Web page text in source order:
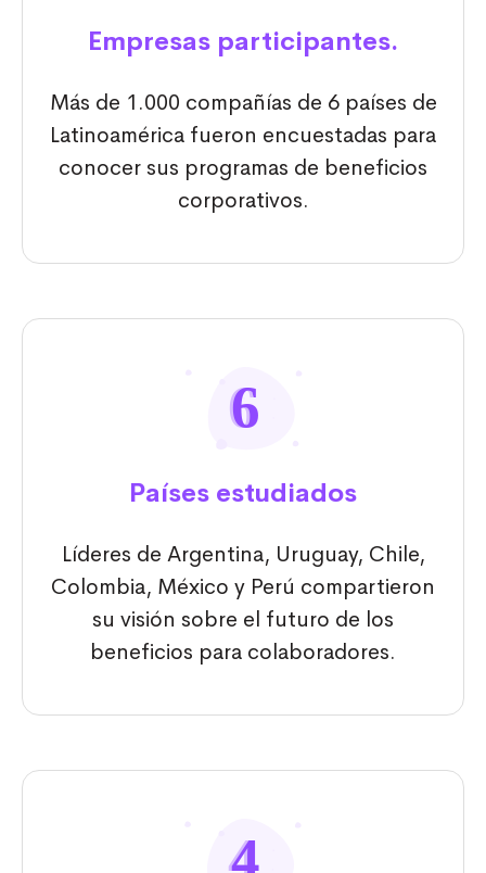
Empresas participantes.
Más de 1.000 compañías de 6 países de
Latinoamérica fueron encuestadas para
conocer sus programas de beneficios
corporativos.
Países estudiados
Líderes de Argentina, Uruguay, Chile,
Colombia, México y Perú compartieron
su visión sobre el futuro de los
beneficios para colaboradores.